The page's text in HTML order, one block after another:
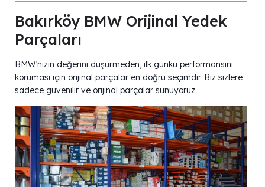
Bakırköy BMW Orijinal Yedek
Parçaları
BMW’nizin değerini düşürmeden, ilk günkü performansını
koruması için orijinal parçalar en doğru seçimdir. Biz sizlere
sadece güvenilir ve orijinal parçalar sunuyoruz.